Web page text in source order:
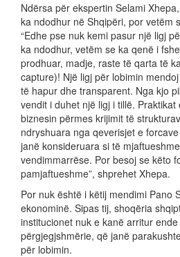
Ndërsa për ekspertin Selami
ka ndodhur në Shqipëri, por vetëm
“Edhe pse nuk kemi pasur një ligj
ka ndodhur, vetëm se ka qenë i
prodhuar, madje, raste të qarta të
capture)! Një ligj për lobimin
të hapur dhe transparent. Nga kjo
vendit i duhet një ligj i tillë.
biznesin përmes krijimit të
ndryshuara nga qeverisjet e
janë konsideruara si të
vendimmarrëse. Por besoj se këto
pamjaftueshme”, shprehet Xhepa.
Por nuk është i këtij mendimi Pano
ekonominë. Sipas tij, shoqëria
institucionet nuk e kanë arritur
përgjegjshmërie, që janë
për lobimin.